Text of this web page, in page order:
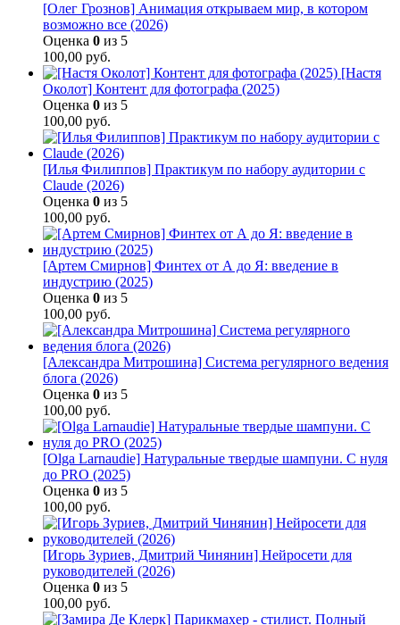
[Олег Грознов] Анимация открываем мир, в котором
возможно все (2026)
Оценка 0 из 5
100,00 руб.
[Настя
Околот] Контент для фотографа (2025)
Оценка 0 из 5
100,00 руб.
[Илья Филиппов] Практикум по набору аудитории с
Claude (2026)
Оценка 0 из 5
100,00 руб.
[Артем Смирнов] Финтех от А до Я: введение в
индустрию (2025)
Оценка 0 из 5
100,00 руб.
[Александра Митрошина] Система регулярного ведения
блога (2026)
Оценка 0 из 5
100,00 руб.
[Olga Larnaudie] Натуральные твердые шампуни. С нуля
до PRO (2025)
Оценка 0 из 5
100,00 руб.
[Игорь Зуриев, Дмитрий Чинянин] Нейросети для
руководителей (2026)
Оценка 0 из 5
100,00 руб.